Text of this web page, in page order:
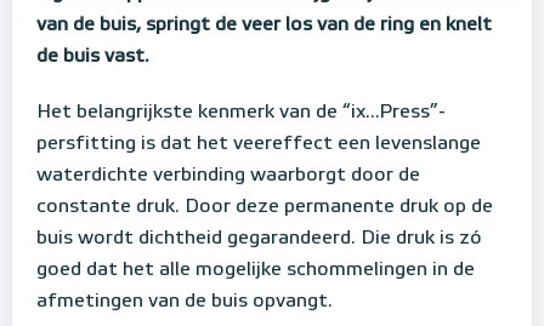
van de buis, springt de veer los van de ring en knelt
de buis vast.
Het belangrijkste kenmerk van de “ix...Press”-
persfitting is dat het veereffect een levenslange
waterdichte verbinding waarborgt door de
constante druk. Door deze permanente druk op de
buis wordt dichtheid gegarandeerd. Die druk is zó
goed dat het alle mogelijke schommelingen in de
afmetingen van de buis opvangt.